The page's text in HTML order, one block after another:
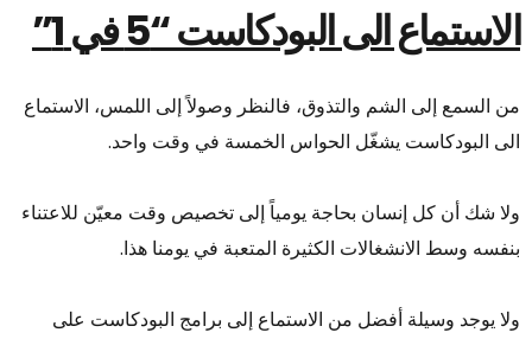
الاستماع الى البودكاست “5 في 1”
من السمع إلى الشم والتذوق، فالنظر وصولاً إلى اللمس، الاستماع
الى البودكاست يشغّل الحواس الخمسة في وقت واحد.
ولا شك أن كل إنسان بحاجة يومياً إلى تخصيص وقت معيّن للاعتناء
بنفسه وسط الانشغالات الكثيرة المتعبة في يومنا هذا.
ولا يوجد وسيلة أفضل من الاستماع إلى برامج البودكاست على